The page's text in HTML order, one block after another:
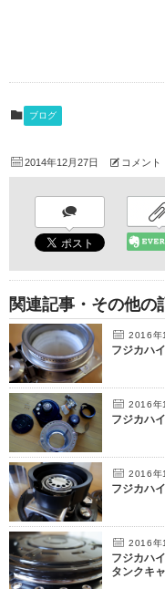
ブログ
2014年12月27日 コメント
関連記事・その他の
2016年
フジカハ
2016年
フジカハ
2016年
フジカハ
2016年
フジカハ
タンクキ